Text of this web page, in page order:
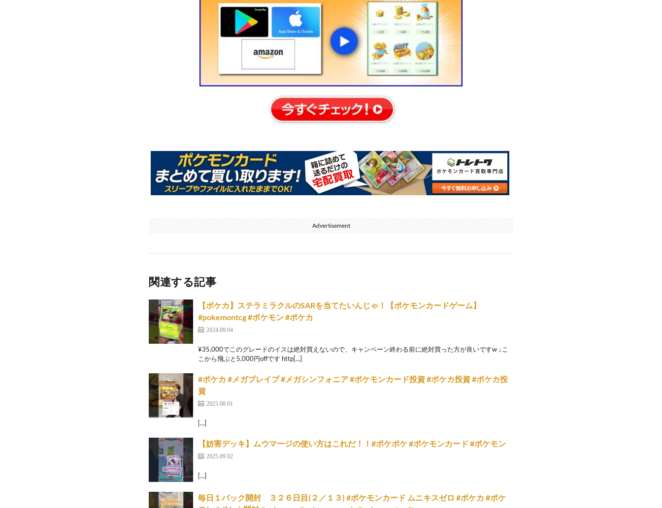
Advertisement
関連する記事
【ポケカ】ステラミラクルのSARを当てたいんじゃ！【ポケモンカードゲーム】
#pokemontcg #ポケモン #ポケカ
2024.09.04
¥35,000でこのグレードのイスは絶対買えないので、キャンペーン終わる前に絶対買った方が良いですw ↓こ
こから飛ぶと5,000円offです http[…]
#ポケカ #メガブレイブ #メガシンフォニア #ポケモンカード投資 #ポケカ投資 #ポケカ投
資
2025.08.01
[…]
【妨害デッキ】ムウマージの使い方はこれだ！！#ポケポケ #ポケモンカード #ポケモン
2025.09.02
[…]
毎日１パック開封 ３２６日目(２／１３) #ポケモンカード ムニキスゼロ #ポケカ #ポケ